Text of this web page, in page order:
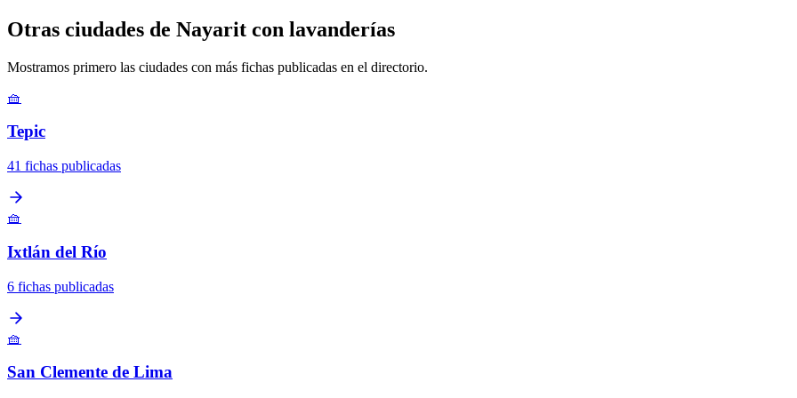
Otras ciudades de Nayarit con lavanderías
Mostramos primero las ciudades con más fichas publicadas en el directorio.
🧺
Tepic
41 fichas publicadas
🧺
Ixtlán del Río
6 fichas publicadas
🧺
San Clemente de Lima